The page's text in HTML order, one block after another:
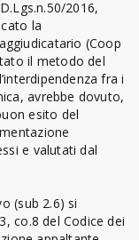
2016,
la
(Coop
il metodo del
fra i
avrebbe dovuto,
esito del
e valutati dal
(sub 2.6) si
co.8 del Codice dei